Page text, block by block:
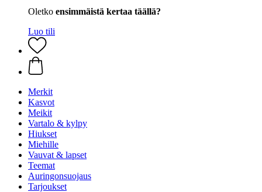
Oletko ensimmäistä kertaa täällä?
Luo tili
Merkit
Kasvot
Meikit
Vartalo & kylpy
Hiukset
Miehille
Vauvat & lapset
Teemat
Auringonsuojaus
Tarjoukset